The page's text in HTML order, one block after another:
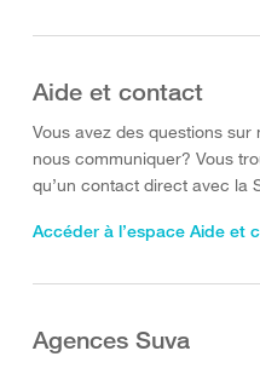
Aide et contact
Vous avez des questions
nous communiquer? Vous
qu’un contact direct avec la
Accéder à l’espace Aide et
Agences Suva